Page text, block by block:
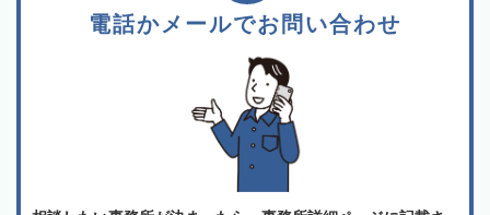
電話かメールでお問い合わせ